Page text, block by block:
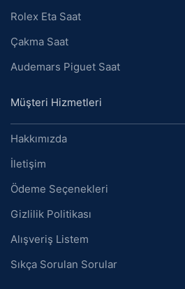
Rolex Eta Saat
Çakma Saat
Audemars Piguet Saat
Müşteri Hizmetleri
Hakkımızda
İletişim
Ödeme Seçenekleri
Gizlilik Politikası
Alışveriş Listem
Sıkça Sorulan Sorular